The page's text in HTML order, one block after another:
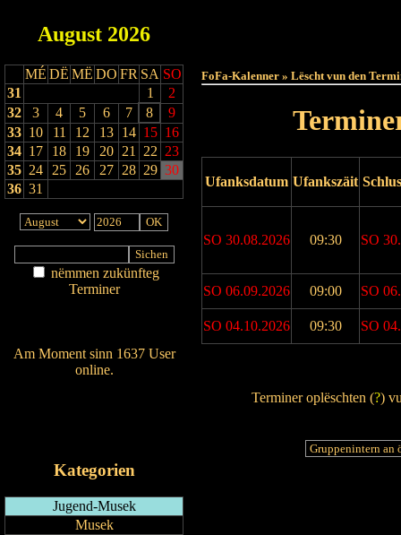
August 2026
MÉ DË MË DO FR SA SO
31
1
2
32
3 4 5 6 7 8
9
33 10 11 12 13 14 15 16
34 17 18 19 20 21 22 23
35 24 25 26 27 28 29 30
36 31
nëmmen zukünfteg
Terminer
Am Moment sinn 1637 User
online.
Kategorien
Jugend-Musek
Musek
FoFa-Kalenner » Lëscht vun den
Ufanksdatum Ufankszäit
SO 30.08.2026 09:30 SO
SO 06.09.2026 09:00 SO
SO 04.10.2026 09:30 SO
Terminer oplëschten (?)